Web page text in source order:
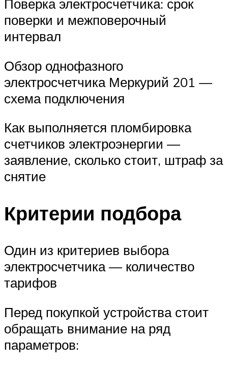
Поверка электросчетчика: срок
поверки и межповерочный
интервал
Обзор однофазного
электросчетчика Меркурий 201 —
схема подключения
Как выполняется пломбировка
счетчиков электроэнергии —
заявление, сколько стоит, штраф за
снятие
Критерии подбора
Один из критериев выбора
электросчетчика — количество
тарифов
Перед покупкой устройства стоит
обращать внимание на ряд
параметров: